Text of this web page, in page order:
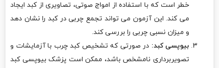
خطر است که با استفاده از امواج صوتی، تصاویری از کبد ایجاد
می کند. این آزمون می تواند تجمع چربی در کبد را نشان دهد
و میزان نسبی چربی را بررسی کند.
بیوپسی کبد: در صورتی که تشخیص کبد چرب با آزمایشات و
تصویربرداری نامشخص باشد، ممکن است پزشک بیوپسی کبد